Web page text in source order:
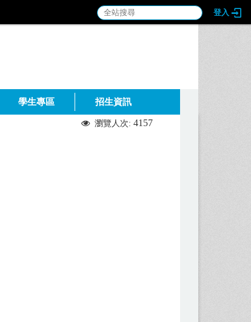
登入
學生專區 招生資訊
瀏覽人次: 4157